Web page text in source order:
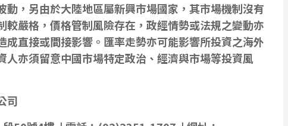
動，另由於大陸地區屬新興市場國家，其市場機制沒有
較嚴格，價格管制風險存在，政經情勢或法規之變動亦
成直接或間接影響。匯率走勢亦可能影響所投資之海外
人亦須留意中國市場特定政治、經濟與市場等投資風
司